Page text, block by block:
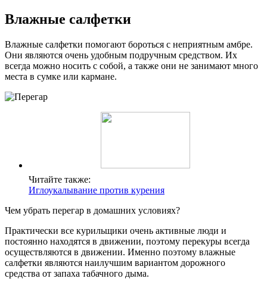
Влажные салфетки
Влажные салфетки помогают бороться с неприятным амбре.
Они являются очень удобным подручным средством. Их
всегда можно носить с собой, а также они не занимают много
места в сумке или кармане.
Читайте также:
Иглоукалывание против курения
Чем убрать перегар в домашних условиях?
Практически все курильщики очень активные люди и
постоянно находятся в движении, поэтому перекуры всегда
осуществляются в движении. Именно поэтому влажные
салфетки являются наилучшим вариантом дорожного
средства от запаха табачного дыма.